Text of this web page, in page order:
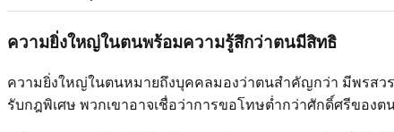
ความยิ่งใหญ่ในตนพร้อมความรู้สึกว่าตนมีสิทธิ
ความยิ่งใหญ่ในตนหมายถึงบุคคลมองว่าตนสำคัญกว่า มีพรสว
รับกฎพิเศษ พวกเขาอาจเชื่อว่าการขอโทษต่ำกว่าศักดิ์ศรีขอ